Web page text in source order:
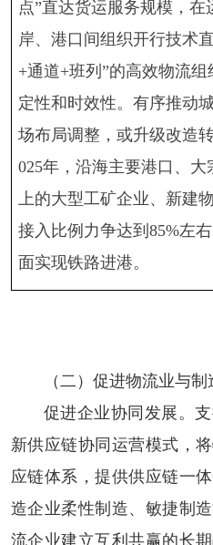
点”直达货运服务规模，
岸、港口间组织开行技术
+通道+班列”的高效物流
定性和时效性。有序推动
场布局调整，或升级改造
025年，沿海主要港口、
上的大型工矿企业、新建
接入比例力争达到85%左
面实现铁路进港。
（二）促进物流业与制
促进企业协同发展。
新供应链协同运营模式，
应链体系，提供供应链一
造企业柔性制造、敏捷制
流企业建立互利共赢的长